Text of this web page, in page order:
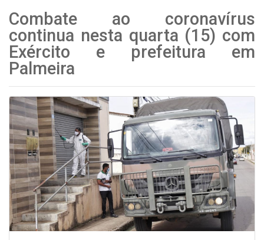
Combate ao coronavírus
continua nesta quarta (15) com
Exército e prefeitura em
Palmeira